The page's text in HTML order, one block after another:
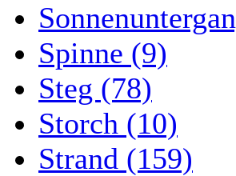
Spinne (9)
Steg (78)
Storch (10)
Strand (159)